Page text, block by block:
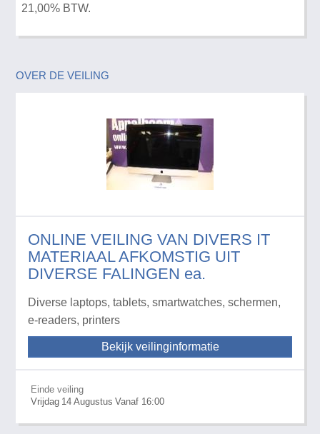
21,00% BTW.
OVER DE VEILING
ONLINE VEILING VAN DIVERS IT
MATERIAAL AFKOMSTIG UIT
DIVERSE FALINGEN ea.
Diverse laptops, tablets, smartwatches, schermen,
e-readers, printers
Bekijk veilinginformatie
Einde veiling
Vrijdag 14 Augustus Vanaf 16:00